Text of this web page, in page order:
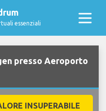
essenziali
presso Aeroporto
INSUPERABILE